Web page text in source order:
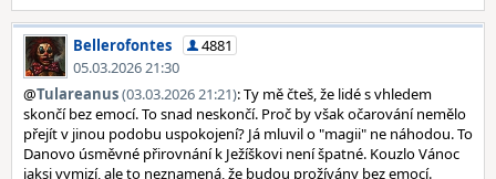
Bellerofontes
4881
05.03.2026 21:30
@Tulareanus(03.03.2026 21:21): Ty mě čteš, že lidé s vhledem
skončí bez emocí. To snad neskončí. Proč by však očarování nemělo
přejít v jinou podobu uspokojení? Já mluvil o "magii" ne náhodou. To
Danovo úsměvné přirovnání k Ježíškovi není špatné. Kouzlo Vánoc
jaksi vymizí, ale to neznamená, že budou prožívány bez emocí.